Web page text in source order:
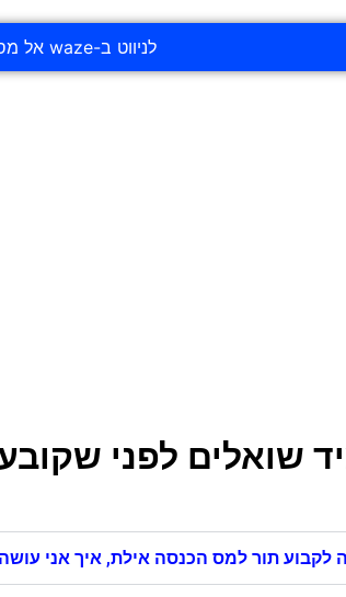
לניווט ב-waze אל מס הכנסה אילת
שואלים לפני
לקבוע תור למס הכנסה אילת, איך אני